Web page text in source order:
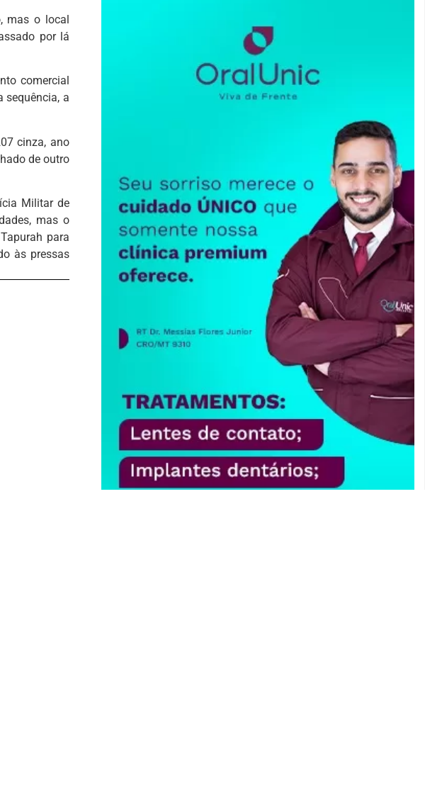
mas o local
por lá
comercial
sequência, a
cinza, ano
de outro
Militar de
mas o
para
às pressas